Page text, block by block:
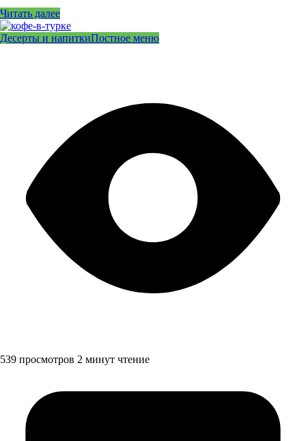
Читать далее
Десерты и напиткиПостное меню
539 просмотров 2 минут чтение